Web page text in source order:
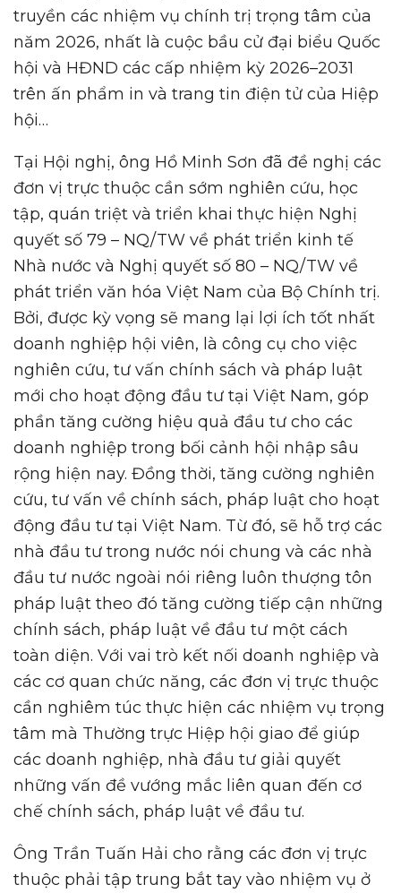
truyền các nhiệm vụ chính trị trọng tâm của
năm 2026, nhất là cuộc bầu cử đại biểu Quốc
hội và HĐND các cấp nhiệm kỳ 2026–2031
trên ấn phẩm in và trang tin điện tử của Hiệp
hội…
Tại Hội nghị, ông Hồ Minh Sơn đã đề nghị các
đơn vị trực thuộc cần sớm nghiên cứu, học
tập, quán triệt và triển khai thực hiện Nghị
quyết số 79 – NQ/TW về phát triển kinh tế
Nhà nước và Nghị quyết số 80 – NQ/TW về
phát triển văn hóa Việt Nam của Bộ Chính trị.
Bởi, được kỳ vọng sẽ mang lại lợi ích tốt nhất
doanh nghiệp hội viên, là công cụ cho việc
nghiên cứu, tư vấn chính sách và pháp luật
mới cho hoạt động đầu tư tại Việt Nam, góp
phần tăng cường hiệu quả đầu tư cho các
doanh nghiệp trong bối cảnh hội nhập sâu
rộng hiện nay. Đồng thời, tăng cường nghiên
cứu, tư vấn về chính sách, pháp luật cho hoạt
động đầu tư tại Việt Nam. Từ đó, sẽ hỗ trợ các
nhà đầu tư trong nước nói chung và các nhà
đầu tư nước ngoài nói riêng luôn thượng tôn
pháp luật theo đó tăng cường tiếp cận những
chính sách, pháp luật về đầu tư một cách
toàn diện. Với vai trò kết nối doanh nghiệp và
các cơ quan chức năng, các đơn vị trực thuộc
cần nghiêm túc thực hiện các nhiệm vụ trọng
tâm mà Thường trực Hiệp hội giao để giúp
các doanh nghiệp, nhà đầu tư giải quyết
những vấn đề vướng mắc liên quan đến cơ
chế chính sách, pháp luật về đầu tư.
Ông Trần Tuấn Hải cho rằng các đơn vị trực
thuộc phải tập trung bắt tay vào nhiệm vụ ở